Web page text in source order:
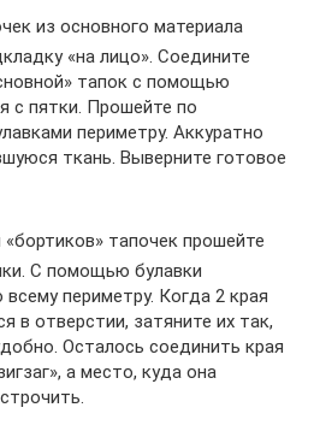
из основного материала
«на лицо». Соедините
тапок с помощью
с пятки. Прошейте по
периметру. Аккуратно
ткань. Выверните готовое
«бортиков» тапочек прошейте
С помощью булавки
всему периметру. Когда 2 края
в отверстии, затяните их так,
Осталось соединить края
а место, куда она